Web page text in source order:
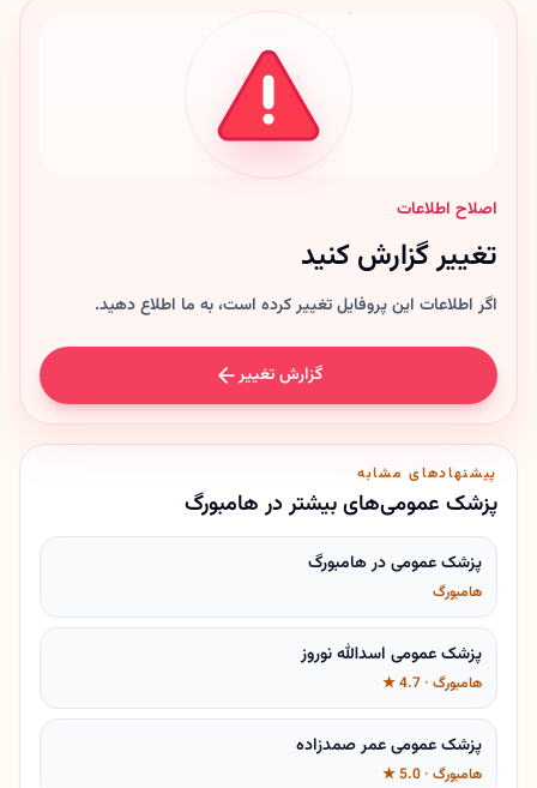
اصلاح اطلاعات
تغییر گزارش کنید
اگر اطلاعات این پروفایل تغییر کرده است، به ما اطلاع دهید.
گزارش تغییر
پیشنهادهای مشابه
پزشک عمومی‌های بیشتر در هامبورگ
پزشک عمومی در هامبورگ
هامبورگ
پزشک عمومی اسدالله نوروز
هامبورگ · 4.7 ★
پزشک عمومی عمر صمدزاده
هامبورگ · 5.0 ★